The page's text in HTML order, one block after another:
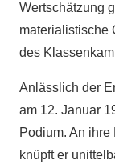
Wertschätzung
materialistische
des
Anlässlich der
am 12. Januar
Podium. An
knüpft er